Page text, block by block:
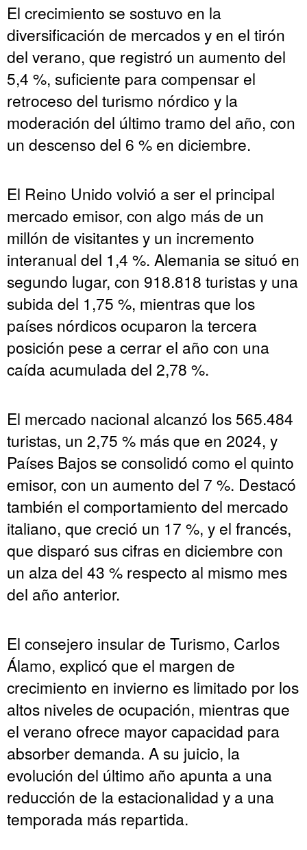
El crecimiento se sostuvo en la
diversificación de mercados y en el tirón
del verano, que registró un aumento del
5,4 %, suficiente para compensar el
retroceso del turismo nórdico y la
moderación del último tramo del año, con
un descenso del 6 % en diciembre.
El Reino Unido volvió a ser el principal
mercado emisor, con algo más de un
millón de visitantes y un incremento
interanual del 1,4 %. Alemania se situó en
segundo lugar, con 918.818 turistas y una
subida del 1,75 %, mientras que los
países nórdicos ocuparon la tercera
posición pese a cerrar el año con una
caída acumulada del 2,78 %.
El mercado nacional alcanzó los 565.484
turistas, un 2,75 % más que en 2024, y
Países Bajos se consolidó como el quinto
emisor, con un aumento del 7 %. Destacó
también el comportamiento del mercado
italiano, que creció un 17 %, y el francés,
que disparó sus cifras en diciembre con
un alza del 43 % respecto al mismo mes
del año anterior.
El consejero insular de Turismo, Carlos
Álamo, explicó que el margen de
crecimiento en invierno es limitado por los
altos niveles de ocupación, mientras que
el verano ofrece mayor capacidad para
absorber demanda. A su juicio, la
evolución del último año apunta a una
reducción de la estacionalidad y a una
temporada más repartida.